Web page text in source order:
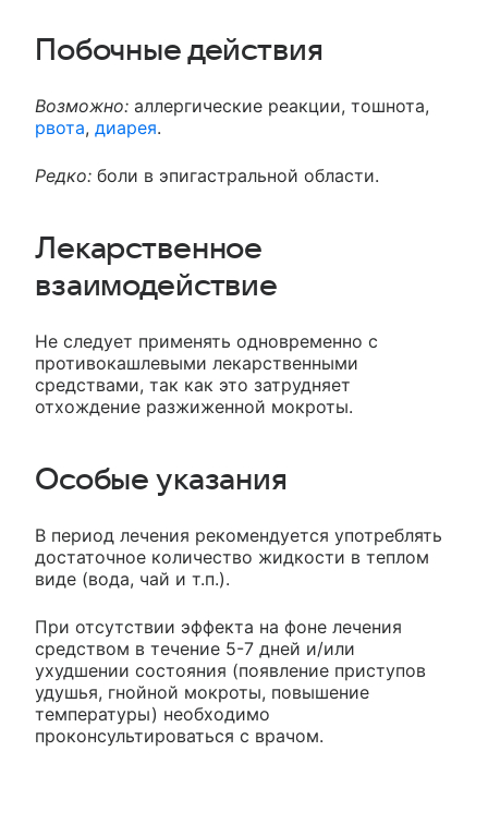
Побочные действия
Возможно: аллергические реакции, тошнота,
рвота, диарея.
Редко: боли в эпигастральной области.
Лекарственное
взаимодействие
Не следует применять одновременно с
противокашлевыми лекарственными
средствами, так как это затрудняет
отхождение разжиженной мокроты.
Особые указания
В период лечения рекомендуется употреблять
достаточное количество жидкости в теплом
виде (вода, чай и т.п.).
При отсутствии эффекта на фоне лечения
средством в течение 5-7 дней и/или
ухудшении состояния (появление приступов
удушья, гнойной мокроты, повышение
температуры) необходимо
проконсультироваться с врачом.